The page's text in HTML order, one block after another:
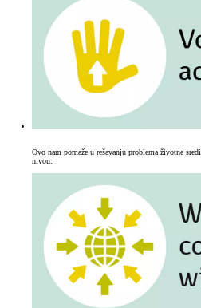
Ovo nam pomaže u rešavanju problema životne
nivou.